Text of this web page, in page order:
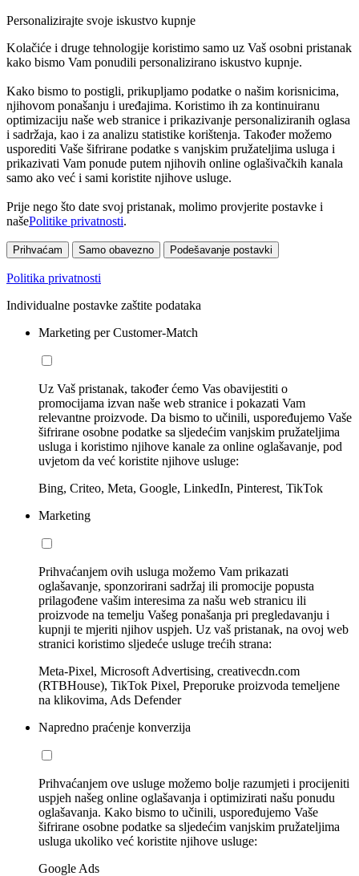
Personalizirajte svoje iskustvo kupnje
Kolačiće i druge tehnologije koristimo samo uz Vaš osobni pristanak
kako bismo Vam ponudili personalizirano iskustvo kupnje.
Kako bismo to postigli, prikupljamo podatke o našim korisnicima,
njihovom ponašanju i uređajima. Koristimo ih za kontinuiranu
optimizaciju naše web stranice i prikazivanje personaliziranih oglasa
i sadržaja, kao i za analizu statistike korištenja. Također možemo
usporediti Vaše šifrirane podatke s vanjskim pružateljima usluga i
prikazivati Vam ponude putem njihovih online oglašivačkih kanala
samo ako već i sami koristite njihove usluge.
Prije nego što date svoj pristanak, molimo provjerite postavke i
našePolitike privatnosti.
Prihvaćam Samo obavezno Podešavanje postavki
Politika privatnosti
Individualne postavke zaštite podataka
Marketing per Customer-Match
Uz Vaš pristanak, također ćemo Vas obavijestiti o
promocijama izvan naše web stranice i pokazati Vam
relevantne proizvode. Da bismo to učinili, uspoređujemo Vaše
šifrirane osobne podatke sa sljedećim vanjskim pružateljima
usluga i koristimo njihove kanale za online oglašavanje, pod
uvjetom da već koristite njihove usluge:
Bing, Criteo, Meta, Google, LinkedIn, Pinterest, TikTok
Marketing
Prihvaćanjem ovih usluga možemo Vam prikazati
oglašavanje, sponzorirani sadržaj ili promocije popusta
prilagođene vašim interesima za našu web stranicu ili
proizvode na temelju Vašeg ponašanja pri pregledavanju i
kupnji te mjeriti njihov uspjeh. Uz vaš pristanak, na ovoj web
stranici koristimo sljedeće usluge trećih strana:
Meta-Pixel, Microsoft Advertising, creativecdn.com
(RTBHouse), TikTok Pixel, Preporuke proizvoda temeljene
na klikovima, Ads Defender
Napredno praćenje konverzija
Prihvaćanjem ove usluge možemo bolje razumjeti i procijeniti
uspjeh našeg online oglašavanja i optimizirati našu ponudu
oglašavanja. Kako bismo to učinili, uspoređujemo Vaše
šifrirane osobne podatke sa sljedećim vanjskim pružateljima
usluga ukoliko već koristite njihove usluge:
Google Ads